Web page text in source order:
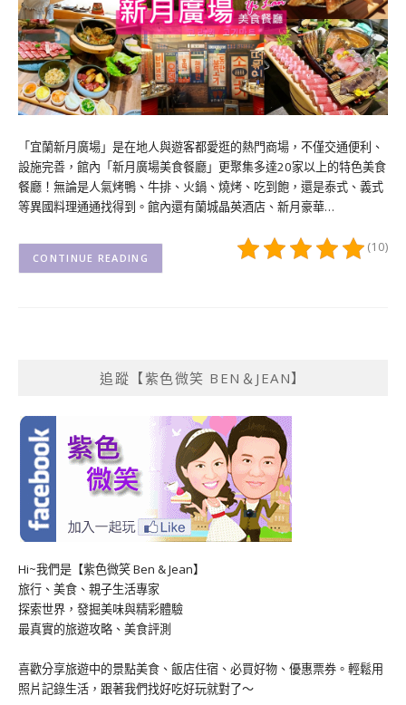
「宜蘭新月廣場」是在地人與遊客都愛逛的熱門商場，不僅交通便利、
設施完善，館內「新月廣場美食餐廳」更聚集多達20家以上的特色美食
餐廳！無論是人氣烤鴨、牛排、火鍋、燒烤、吃到飽，還是泰式、義式
等異國料理通通找得到。館內還有蘭城晶英酒店、新月豪華…
(10)
CONTINUE READING
追蹤【紫色微笑 BEN＆JEAN】
Hi~我們是【紫色微笑 Ben & Jean】
旅行、美食、親子生活專家
探索世界，發掘美味與精彩體驗
最真實的旅遊攻略、美食評測
喜歡分享旅遊中的景點美食、飯店住宿、必買好物、優惠票券。輕鬆用
照片記錄生活，跟著我們找好吃好玩就對了～